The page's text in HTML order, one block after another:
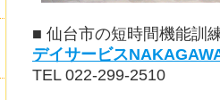
■ 仙台市の短時間機能訓
デイサービス
TEL 022-299-2510